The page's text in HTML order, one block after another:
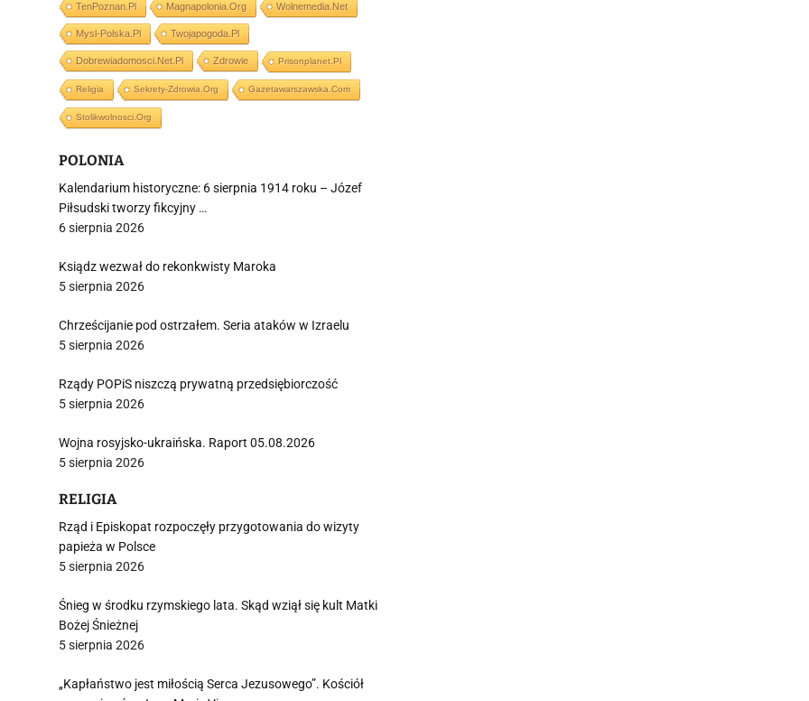
TenPoznan.pl Magnapolonia.org Wolnemedia.net
Mysl-Polska.pl Twojapogoda.pl
Dobrewiadomosci.net.pl Zdrowie Prisonplanet.pl
Religia Sekrety-Zdrowia.org Gazetawarszawska.com
Stolikwolnosci.org
POLONIA
Kalendarium historyczne: 6 sierpnia 1914 roku – Józef
Piłsudski tworzy fikcyjny …
6 sierpnia 2026
Ksiądz wezwał do rekonkwisty Maroka
5 sierpnia 2026
Chrześcijanie pod ostrzałem. Seria ataków w Izraelu
5 sierpnia 2026
Rządy POPiS niszczą prywatną przedsiębiorczość
5 sierpnia 2026
Wojna rosyjsko-ukraińska. Raport 05.08.2026
5 sierpnia 2026
RELIGIA
Rząd i Episkopat rozpoczęły przygotowania do wizyty
papieża w Polsce
5 sierpnia 2026
Śnieg w środku rzymskiego lata. Skąd wziął się kult Matki
Bożej Śnieżnej
5 sierpnia 2026
„Kapłaństwo jest miłością Serca Jezusowego”. Kościół